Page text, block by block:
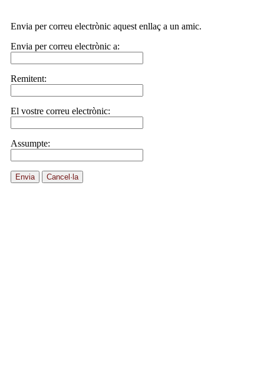
Envia per correu electrònic aquest enllaç a un amic.
Envia per correu electrònic a:
Remitent:
El vostre correu electrònic:
Assumpte:
Envia Cancel·la